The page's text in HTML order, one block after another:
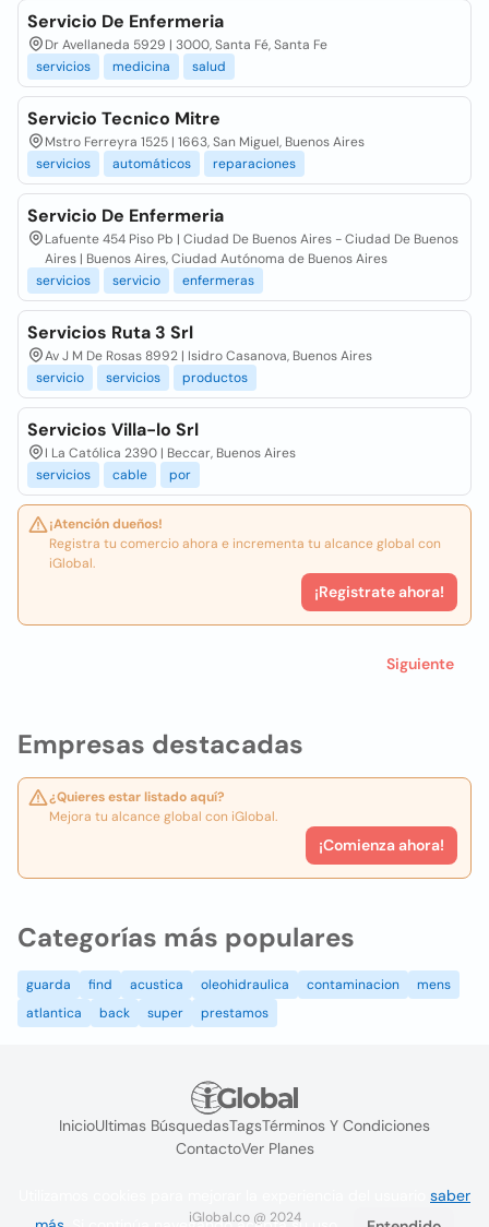
Empresas destacadas
¿Quieres estar listado aquí?
Mejora tu alcance global con iGlobal.
¡Comienza ahora!
Servicio De Enfermeria
Dr Avellaneda 5929 | 3000, Santa Fé, Santa Fe
servicios
medicina salud
Servicio Tecnico Mitre
Mstro Ferreyra 1525 | 1663, San Miguel, Buenos Aires
servicios
automáticos reparaciones
Servicio De Enfermeria
Lafuente 454 Piso Pb | Ciudad De Buenos Aires - Ciudad De Buenos
Aires | Buenos Aires, Ciudad Autónoma de Buenos Aires
servicios
servicio enfermeras
Servicios Ruta 3 Srl
Av J M De Rosas 8992 | Isidro Casanova, Buenos Aires
servicio
servicios productos
Servicios Villa-lo Srl
I La Católica 2390 | Beccar, Buenos Aires
servicios
cable por
¡Atención dueños!
Registra tu comercio ahora e incrementa tu alcance global con
iGlobal.
¡Registrate ahora!
Siguiente
Categorías más populares
guarda find acustica oleohidraulica contaminacion
mens
atlantica
back super prestamos
InicioUltimas BúsquedasTagsTérminos Y Condiciones
ContactoVer Planes
iGlobal.co @ 2024
saber